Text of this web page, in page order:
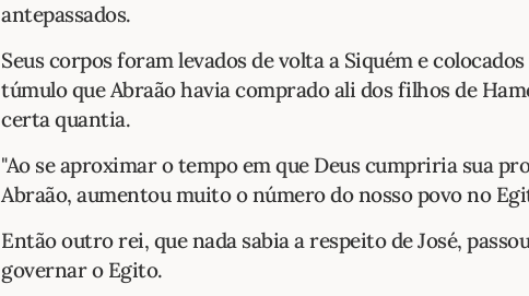
antepassados.
Seus corpos foram levados de volta a Siquém e
túmulo que Abraão havia comprado ali dos filhos de
certa quantia.
"Ao se aproximar o tempo em que Deus cumpriria sua
Abraão, aumentou muito o número do nosso povo no
Então outro rei, que nada sabia a respeito de José,
governar o Egito.